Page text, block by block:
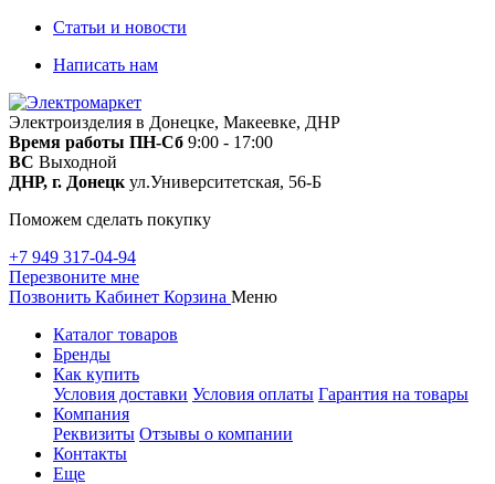
Статьи и новости
Написать нам
Электроизделия в Донецке, Макеевке, ДНР
Время работы ПН-Сб 9:00 - 17:00
ВС Выходной
ДНР, г. Донецк ул.Университетская, 56-Б
Поможем сделать покупку
+7 949 317-04-94
Перезвоните мне
Позвонить Кабинет Корзина Меню
Каталог товаров
Бренды
Как купить
Условия доставки Условия оплаты Гарантия на товары
Компания
Реквизиты Отзывы о компании
Контакты
Еще